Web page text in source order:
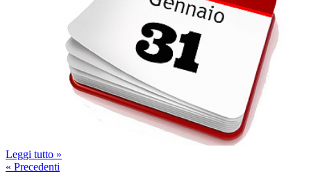
Leggi tutto »
« Precedenti